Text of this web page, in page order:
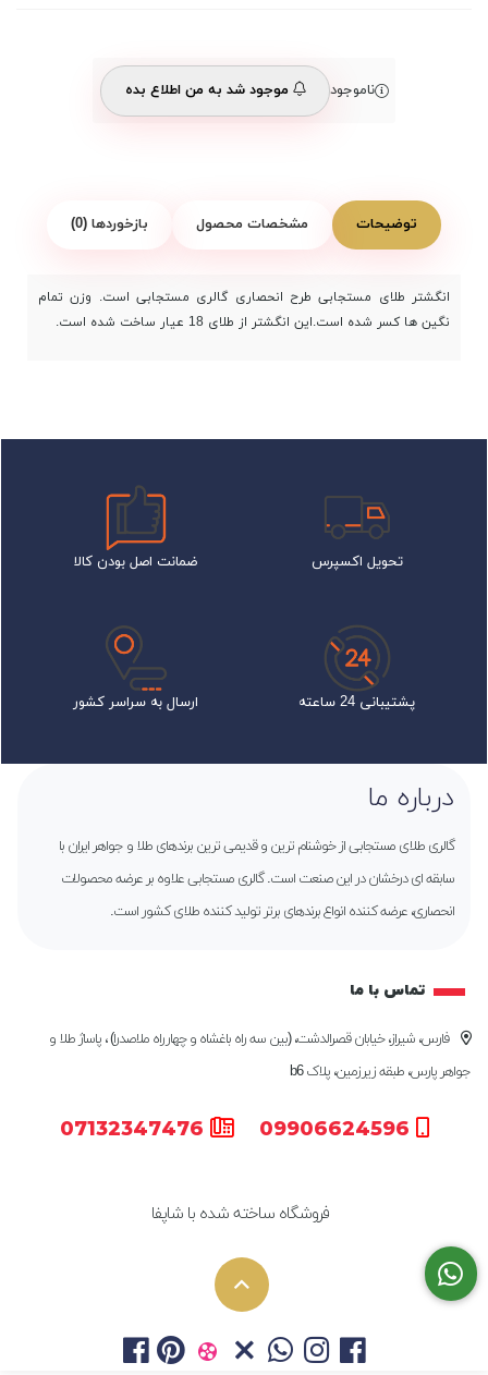
ناموجود موجود شد به من اطلاع بده
توضیحات مشخصات محصول بازخوردها (0)
انگشتر طلای مستجابی طرح انحصاری گالری مستجابی است. وزن تمام
نگین ها کسر شده است.این انگشتر از طلای 18 عیار ساخت شده است.
تحویل اکسپرس ضمانت اصل بودن کالا
پشتیبانی 24 ساعته ارسال به سراسر کشور
درباره ما
گالری طلای مستجابی از خوشنام ترین و قدیمی ترین برندهای طلا و جواهر ایران با
سابقه ای درخشان در این صنعت است. گالری مستجابی علاوه بر عرضه محصولات
انحصاری، عرضه کننده انواع برندهای برتر تولید کننده طلای کشور است.
تماس با ما
فارس، شیراز، خیابان قصرالدشت، (بین سه راه باغشاه و چهارراه ملاصدرا) ، پاساژ طلا و
جواهر پارس، طبقه زیرزمین، پلاک b6
فروشگاه ساخته شده با شاپفا